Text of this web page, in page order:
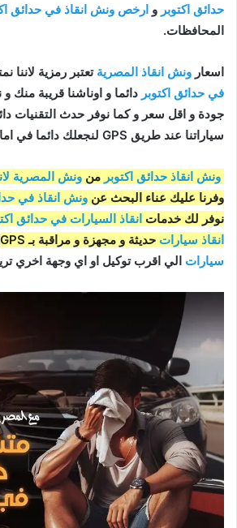
حدائق اكتوبر و ارخص ونش انقاذ في حدائق
المحافظات.
اسعار ونش انقاذ المصرية تعتبر رمزية لاننا
في حدائق اكتوبر دائما و اوناشنا قريبة منك
جودة و اقل سعر و كما نوفر حدث التقنيات
سياراتنا عند طريق GPS لنجعلك دائما في امان تام علي الطريق.
ونش انقاذ حدائق اكتوبر من ونش المصرية
وفرنا عليك عناء البحث عن ونش انقاذ في
نوفر لك خدمات انقاذ السيارات في حدائق
انقاذ سيارات حديثة و مجهزة و مراقبة بـ GPS
سيارات الي اقرب توكيل او اي وجهة اخري